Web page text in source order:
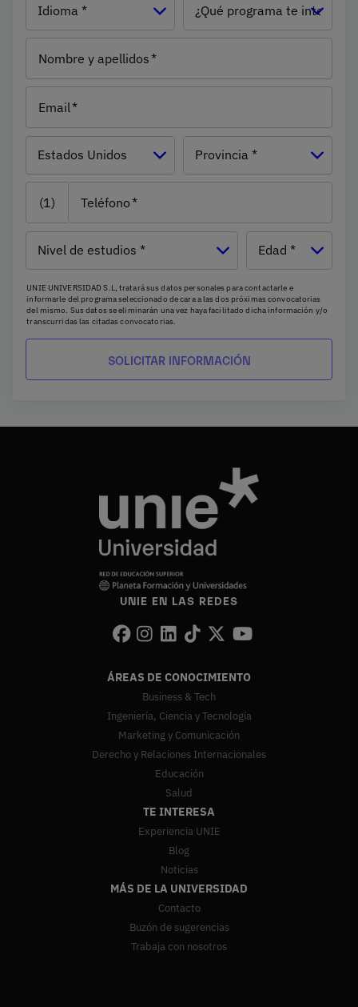
programa
te
Nombre y apellidos
Email
Estados Unidos Provincia *
(1) Teléfono
estudios
UNIE UNIVERSIDAD S.L, tratará sus datos personales para contactarle e
informarle del programa seleccionado de cara a las dos próximas convocatorias
del mismo. Sus datos se eliminarán una vez haya facilitado dicha información y/o
transcurridas las citadas convocatorias.
Ud. podrá ejercer los derechos de acceso, supresión, rectificación, oposición,
limitación y portabilidad, mediante carta a UNIE UNIVERSIDAD S.L - Apartado de
Correos 221 de Barcelona, o remitiendo un email argpd@universidadunie.com
Asimismo, cuando lo considere oportuno podrá presentar una reclamación ante
UNIE EN LAS REDES
ÁREAS DE CONOCIMIENTO
Business & Tech
Ingeniería, Ciencia y Tecnología
Marketing y Comunicación
Derecho y Relaciones Internacionales
Educación
Salud
TE INTERESA
Experiencia UNIE
Blog
Noticias
MÁS DE LA UNIVERSIDAD
Contacto
Buzón de sugerencias
Trabaja con nosotros